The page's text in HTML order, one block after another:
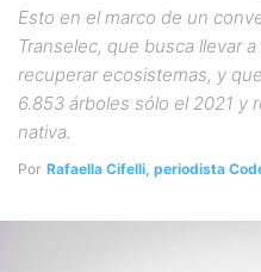
Esto en el marco de un
Transelec, que busca llevar
recuperar ecosistemas, y
6.853 árboles sólo el 2021 y
nativa.
Por Rafaella Cifelli, periodista